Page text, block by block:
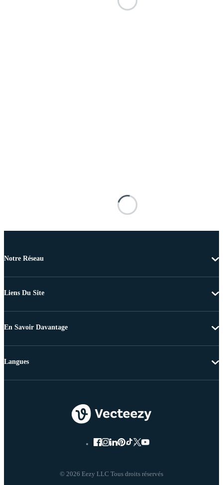
Notre Réseau
Liens Du Site
En Savoir Davantage
© 2026 Eezy LLC Tous droits réservés
Langues